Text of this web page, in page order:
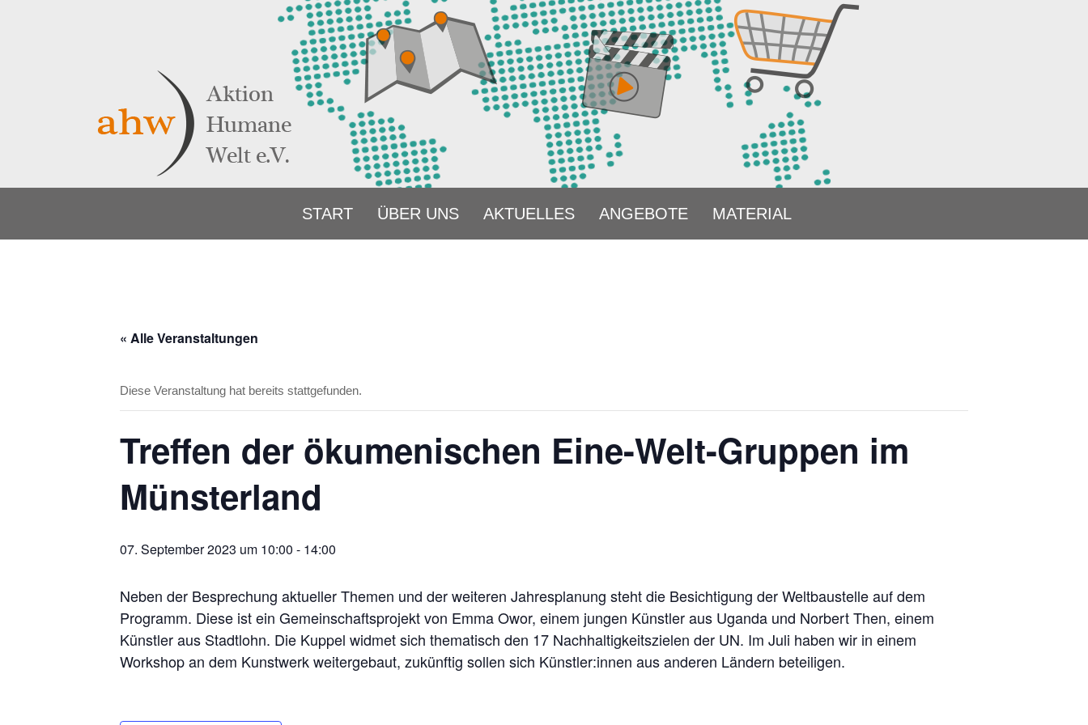
START ÜBER UNS AKTUELLES ANGEBOTE MATERIAL
« Alle Veranstaltungen
Diese Veranstaltung hat bereits stattgefunden.
Treffen der ökumenischen Eine-Welt-Gruppen im
Münsterland
07. September 2023 um 10:00 - 14:00
Neben der Besprechung aktueller Themen und der weiteren Jahresplanung steht die Besichtigung der Weltbaustelle auf dem
Programm. Diese ist ein Gemeinschaftsprojekt von Emma Owor, einem jungen Künstler aus Uganda und Norbert Then, einem
Künstler aus Stadtlohn. Die Kuppel widmet sich thematisch den 17 Nachhaltigkeitszielen der UN. Im Juli haben wir in einem
Workshop an dem Kunstwerk weitergebaut, zukünftig sollen sich Künstler:innen aus anderen Ländern beteiligen.
START ÜBER UNS AKTUELLES ANGEBOTE